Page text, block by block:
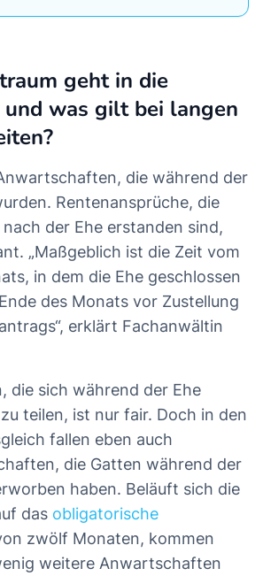
geht in die
und was gilt bei langen
die während der
Rentenansprüche, die
der Ehe erstanden sind,
„Maßgeblich ist die Zeit vom
in dem die Ehe geschlossen
des Monats vor Zustellung
erklärt Fachanwältin
die sich während der Ehe
teilen, ist nur fair. Doch in den
fallen eben auch
die Gatten während der
haben. Beläuft sich die
das obligatorische
zwölf Monaten, kommen
weitere Anwartschaften